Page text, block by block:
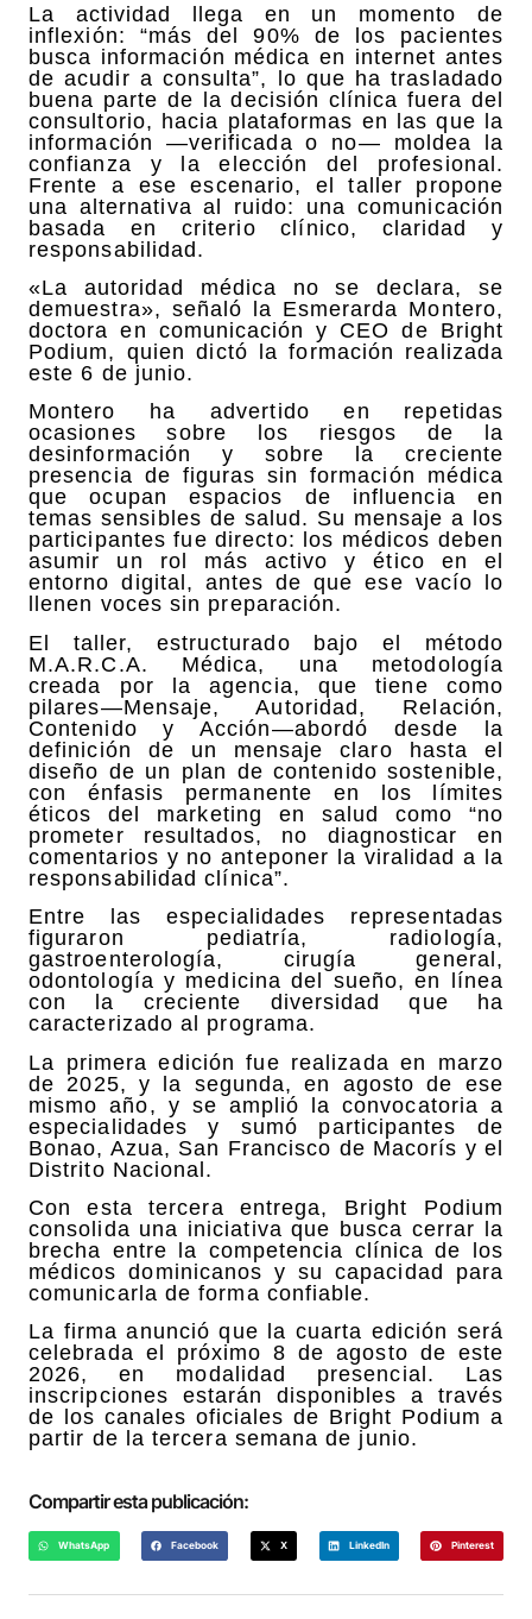
La actividad llega en un momento de
inflexión: “más del 90% de los pacientes
busca información médica en internet antes
de acudir a consulta”, lo que ha trasladado
buena parte de la decisión clínica fuera del
consultorio, hacia plataformas en las que la
información —verificada o no— moldea la
confianza y la elección del profesional.
Frente a ese escenario, el taller propone
una alternativa al ruido: una comunicación
basada en criterio clínico, claridad y
responsabilidad.
«La autoridad médica no se declara, se
demuestra», señaló la Esmerarda Montero,
doctora en comunicación y CEO de Bright
Podium, quien dictó la formación realizada
este 6 de junio.
Montero ha advertido en repetidas
ocasiones sobre los riesgos de la
desinformación y sobre la creciente
presencia de figuras sin formación médica
que ocupan espacios de influencia en
temas sensibles de salud. Su mensaje a los
participantes fue directo: los médicos deben
asumir un rol más activo y ético en el
entorno digital, antes de que ese vacío lo
llenen voces sin preparación.
El taller, estructurado bajo el método
M.A.R.C.A. Médica, una metodología
creada por la agencia, que tiene como
pilares—Mensaje, Autoridad, Relación,
Contenido y Acción—abordó desde la
definición de un mensaje claro hasta el
diseño de un plan de contenido sostenible,
con énfasis permanente en los límites
éticos del marketing en salud como “no
prometer resultados, no diagnosticar en
comentarios y no anteponer la viralidad a la
responsabilidad clínica”.
Entre las especialidades representadas
figuraron pediatría, radiología,
gastroenterología, cirugía general,
odontología y medicina del sueño, en línea
con la creciente diversidad que ha
caracterizado al programa.
La primera edición fue realizada en marzo
de 2025, y la segunda, en agosto de ese
mismo año, y se amplió la convocatoria a
especialidades y sumó participantes de
Bonao, Azua, San Francisco de Macorís y el
Distrito Nacional.
Con esta tercera entrega, Bright Podium
consolida una iniciativa que busca cerrar la
brecha entre la competencia clínica de los
médicos dominicanos y su capacidad para
comunicarla de forma confiable.
La firma anunció que la cuarta edición será
celebrada el próximo 8 de agosto de este
2026, en modalidad presencial. Las
inscripciones estarán disponibles a través
de los canales oficiales de Bright Podium a
partir de la tercera semana de junio.
Compartir esta publicación:
WhatsApp Facebook X LinkedIn Pinterest